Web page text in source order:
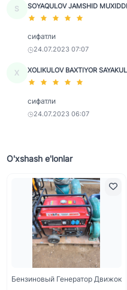
S SOYAQULOV JAMSHID
сифатли
24.07.2023 07:07
X XOLIKULOV BAXTIYOR
сифатли
24.07.2023 06:07
O'xshash e'lonlar
Бензиновый Генератор Движок